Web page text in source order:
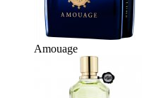
Amouage